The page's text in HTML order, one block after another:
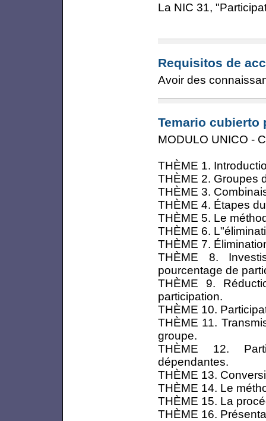
La NIC 31,
Requisitos de
Avoir des
Temario cubierto
MODULO UNICO -
THÈME 1.
THÈME 2. Groupes
THÈME 3.
THÈME 4. Étapes
THÈME 5. Le
THÈME 6.
THÈME 7.
THÈME 8.
pourcentage de
THÈME 9.
participation.
THÈME 10.
THÈME 11.
groupe.
THÈME 12.
dépendantes.
THÈME 13.
THÈME 14. Le
THÈME 15. La
THÈME 16.